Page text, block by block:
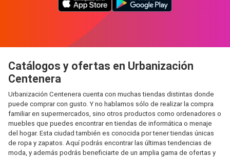
Catálogos y ofertas en Urbanización
Centenera
Urbanización Centenera cuenta con muchas tiendas distintas donde
puede comprar con gusto. Y no hablamos sólo de realizar la compra
familiar en supermercados, sino otros productos como ordenadores o
muebles que puedes encontrar en tiendas de informática o menaje
del hogar. Esta ciudad también es conocida por tener tiendas únicas
de ropa y zapatos. Aquí podrás encontrar las últimas tendencias de
moda, y además podrás beneficiarte de un amplia gama de ofertas y